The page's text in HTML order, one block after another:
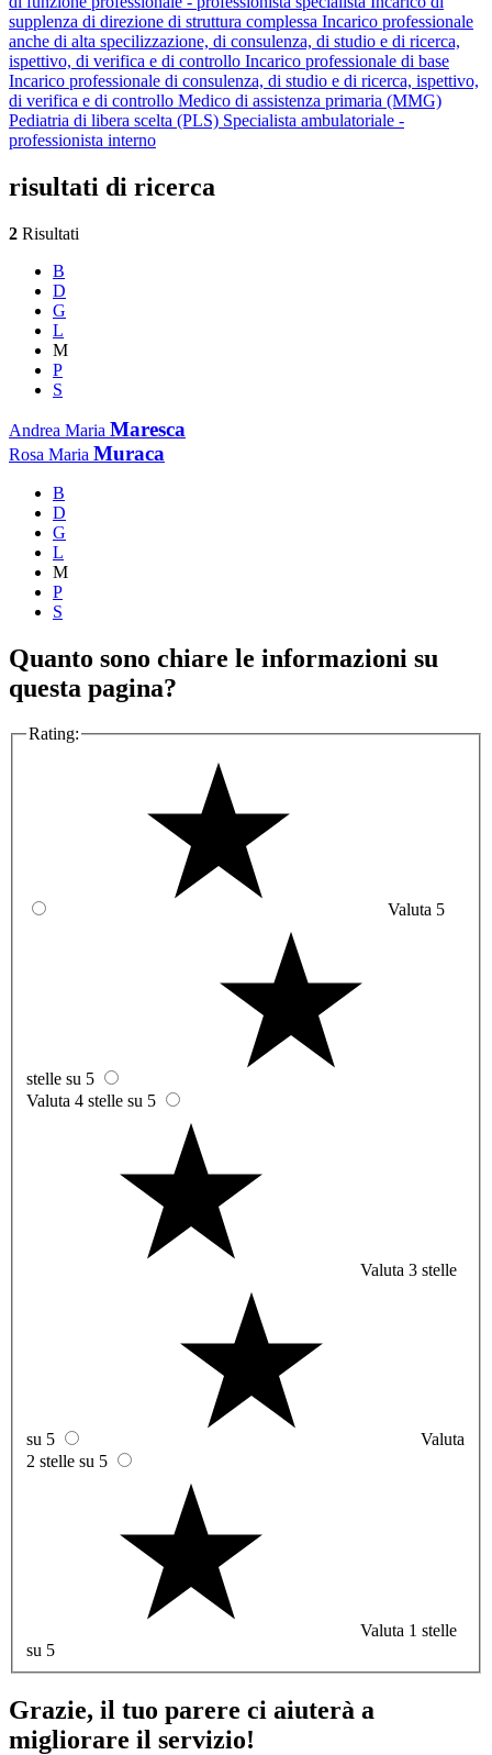
supplenza di direzione di struttura complessa Incarico professionale
anche di alta specilizzazione, di consulenza, di studio e di ricerca,
ispettivo, di verifica e di controllo Incarico professionale di base
Incarico professionale di consulenza, di studio e di ricerca, ispettivo,
di verifica e di controllo Medico di assistenza primaria (MMG)
Pediatria di libera scelta (PLS) Specialista ambulatoriale -
professionista interno
risultati di ricerca
2 Risultati
B
D
G
L
M
P
S
Andrea Maria Maresca
Rosa Maria Muraca
B
D
G
L
M
P
S
Quanto sono chiare le informazioni su
questa pagina?
Rating:
Valuta 5
stelle su 5
Valuta 4 stelle su 5
Valuta 3 stelle
su 5
Valuta
2 stelle su 5
Valuta 1 stelle
su 5
Grazie, il tuo parere ci aiuterà a
migliorare il servizio!